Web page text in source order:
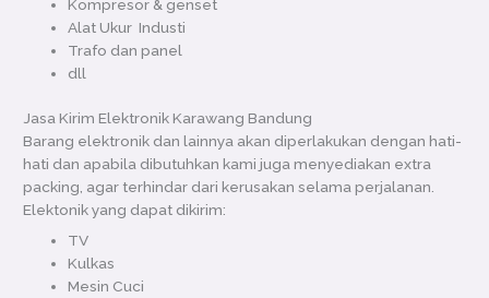
Kompresor & genset
Alat Ukur Industi
Trafo dan panel
dll
Jasa Kirim Elektronik Karawang Bandung
Barang elektronik dan lainnya akan diperlakukan dengan hati-
hati dan apabila dibutuhkan kami juga menyediakan extra
packing, agar terhindar dari kerusakan selama perjalanan.
Elektonik yang dapat dikirim:
TV
Kulkas
Mesin Cuci